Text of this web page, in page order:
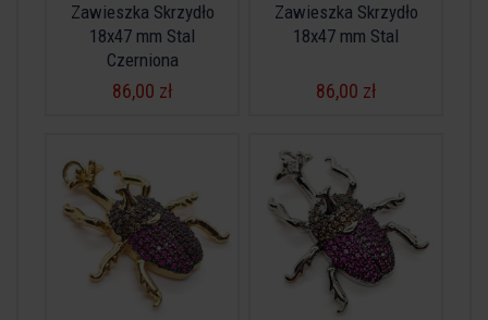
Zawieszka Skrzydło
18x47 mm Stal
Czerniona
86,00 zł
Zawieszka Skrzydło
18x47 mm Stal
86,00 zł